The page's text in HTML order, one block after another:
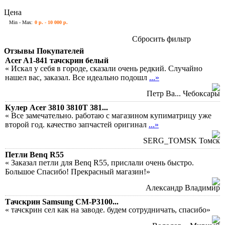
Цена
Min - Max: 0 р. - 10 000 р.
Сбросить фильтр
Отзывы Покупателей
Acer A1-841 тачскрин белый
« Искал у себя в городе, сказали очень редкий. Случайно
нашел вас, заказал. Все идеально подошл ...»
Петр Ва... Чебоксары
Кулер Acer 3810 3810T 381...
« Все замечательно. работаю с магазином купиматрицу уже
второй год. качество запчастей оригинал ...»
SERG_TOMSK Томск
Петли Benq R55
« Заказал петли для Benq R55, прислали очень быстро.
Большое Спасибо! Прекрасный магазин!»
Александр Владимир
Тачскрин Samsung CM-P3100...
« тачскрин сел как на заводе. будем сотрудничать, спасибо»